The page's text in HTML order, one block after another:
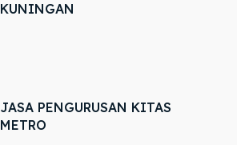
KUNINGAN
JASA PENGURUSAN KITAS
METRO